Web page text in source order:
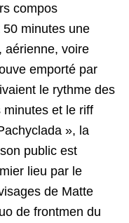
compos
minutes une
aérienne, voire
emporté par
le rythme des
et le riff
», la
public est
lieu par le
de Matte
de frontmen du